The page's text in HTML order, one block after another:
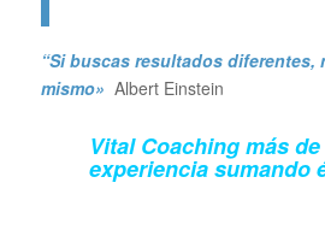
“Si buscas resultados diferentes,
mismo» Albert Einstein
Vital Coaching más
experiencia sumando